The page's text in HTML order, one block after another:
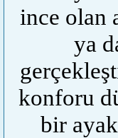
ince olan
ya
konforu
bir